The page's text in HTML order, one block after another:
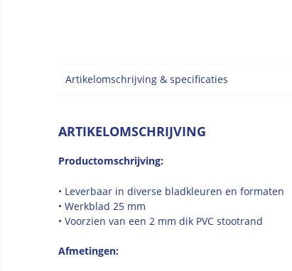
Artikelomschrijving & specificaties
ARTIKELOMSCHRIJVING
Productomschrijving:
• Leverbaar in diverse bladkleuren en formaten
• Werkblad 25 mm
• Voorzien van een 2 mm dik PVC stootrand
Afmetingen: